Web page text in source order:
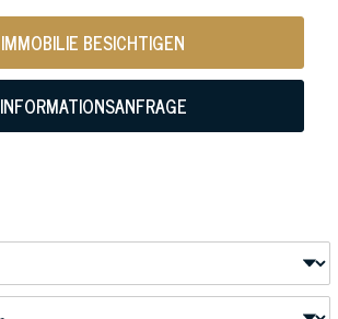
IMMOBILIE BESICHTIGEN
INFORMATIONSANFRAGE